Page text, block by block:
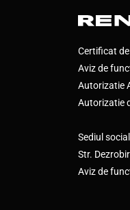
Certificat
Aviz de
Autorizatie
Autorizatie
Sediul
Str.
Aviz de